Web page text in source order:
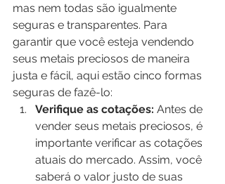
mas nem todas são igualmente
seguras e transparentes. Para
garantir que você esteja vendendo
seus metais preciosos de maneira
justa e fácil, aqui estão cinco formas
seguras de fazê-lo:
Verifique as cotações: Antes de
vender seus metais preciosos, é
importante verificar as cotações
atuais do mercado. Assim, você
saberá o valor justo de suas